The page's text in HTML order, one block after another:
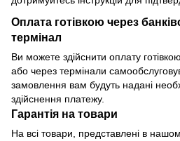
Оплата готівкою через
термінал
Ви можете здійснити оплату
або через термінали
замовлення вам будуть надані
здійснення платежу.
Гарантія на товари
На всі товари, представлені в